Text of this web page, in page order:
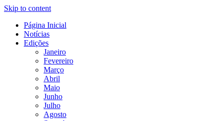
Skip to content
É Ribatejo – Revista Social
Online
Revista Social Online
Página Inicial
Notícias
Edições
Janeiro
Fevereiro
Março
Abril
Maio
Junho
Julho
Agosto